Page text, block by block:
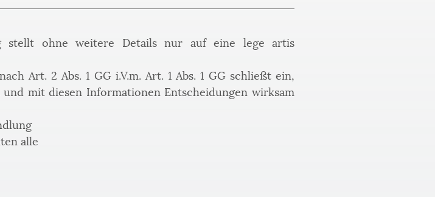
stellt ohne weitere Details nur auf eine lege artis
Art. 2 Abs. 1 GG i.V.m. Art. 1 Abs. 1 GG schließt ein,
mit diesen Informationen Entscheidungen wirksam
alle